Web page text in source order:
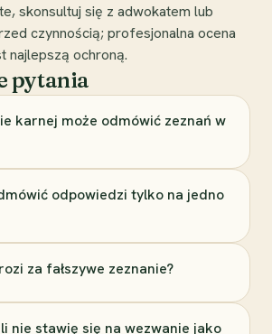
skonsultuj się z adwokatem lub
czynnością; profesjonalna ocena
najlepszą ochroną.
pytania
karnej może odmówić zeznań w
odpowiedzi tylko na jedno
za fałszywe zeznanie?
nie stawię się na wezwanie jako